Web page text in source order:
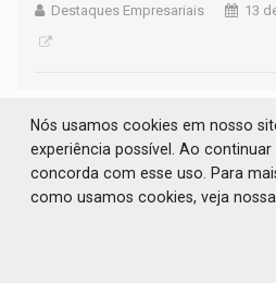
Destaques Empresariais 13
Nós usamos cookies em nosso
experiência possível. Ao
concorda com esse uso. Para
como usamos cookies, veja nossa